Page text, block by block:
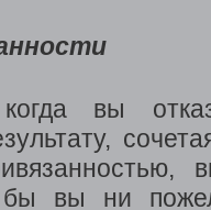
вы
бы вы ни